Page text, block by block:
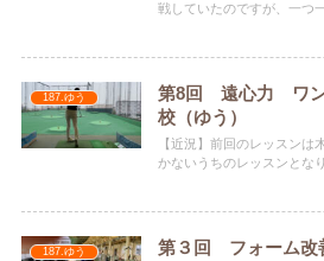
戦していたのですが、一つ
187.ゆう
第8回 遠心力 ワン
校（ゆう）
【近況】前回のレッスンは
かないうちのレッスンとな
187.ゆう
第３回 フォーム改